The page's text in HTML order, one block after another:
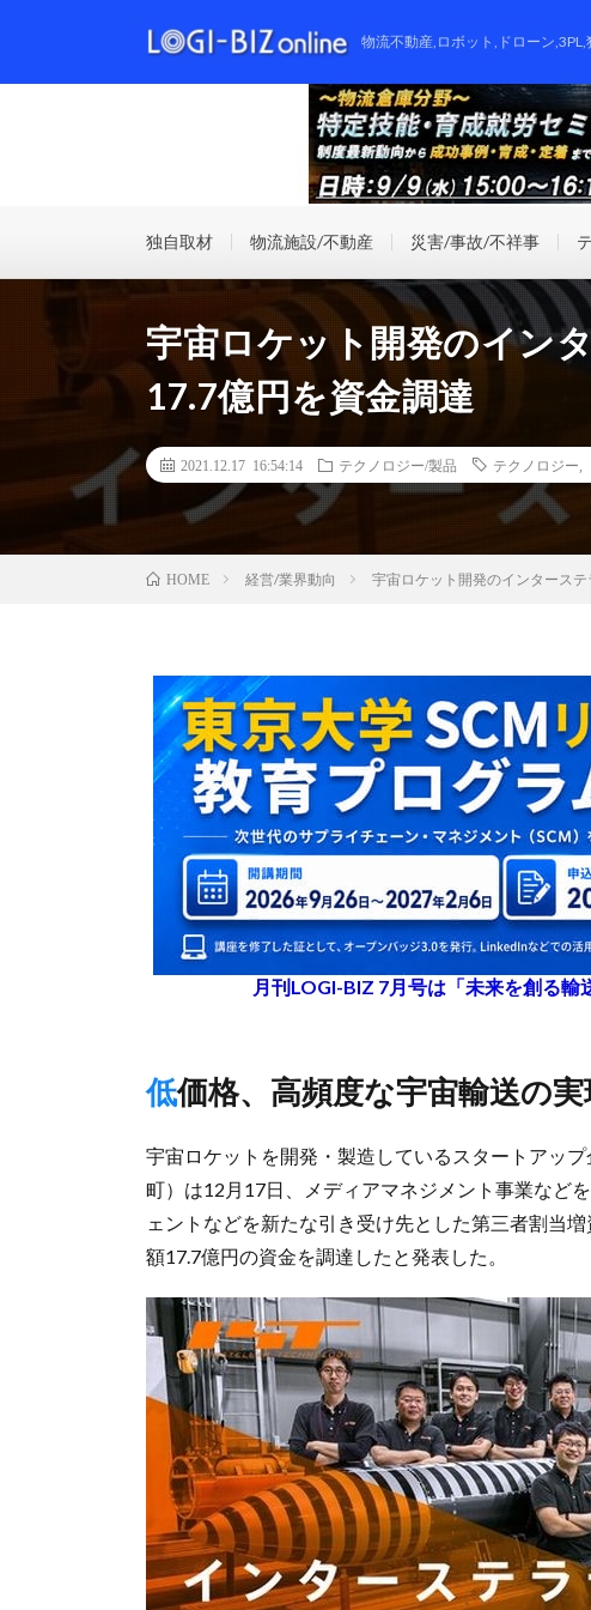
物流不動産,ロボット,ドローン
独自取材 物流施設/不動産 災害/事故/不祥事
宇宙ロケット開発のイン
17.7億円を資金調達
2021.12.17 16:54:14 テクノロジー/製品 テクノロジー
HOME 経営/業界動向 宇宙ロケット開発のインタース
月刊LOGI-BIZ 7月号は「未来を創る
低価格、高頻度な宇宙輸送の
宇宙ロケットを開発・製造しているスタートアッ
町）は12月17日、メディアマネジメント事業など
ェントなどを新たな引き受け先とした第三者割当
額17.7億円の資金を調達したと発表した。